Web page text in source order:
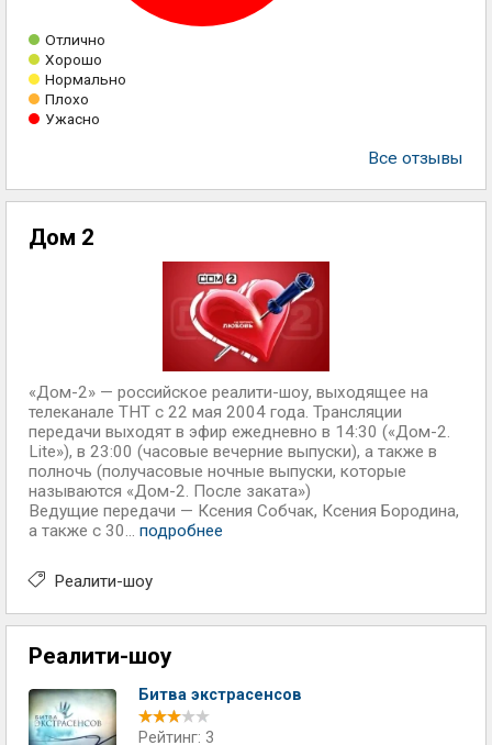
Отлично
Хорошо
Нормально
Плохо
Ужасно
Все отзывы
Дом 2
«Дом-2» — российское реалити-шоу, выходящее на
телеканале ТНТ с 22 мая 2004 года. Трансляции
передачи выходят в эфир ежедневно в 14:30 («Дом-2.
Lite»), в 23:00 (часовые вечерние выпуски), а также в
полночь (получасовые ночные выпуски, которые
называются «Дом-2. После заката»)
Ведущие передачи — Ксения Собчак, Ксения Бородина,
а также с 30... подробнее
Реалити-шоу
Реалити-шоу
Битва экстрасенсов
Рейтинг: 3